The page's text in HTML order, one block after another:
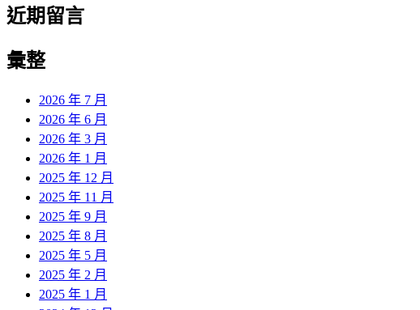
近期留言
彙整
2026 年 7 月
2026 年 6 月
2026 年 3 月
2026 年 1 月
2025 年 12 月
2025 年 11 月
2025 年 9 月
2025 年 8 月
2025 年 5 月
2025 年 2 月
2025 年 1 月